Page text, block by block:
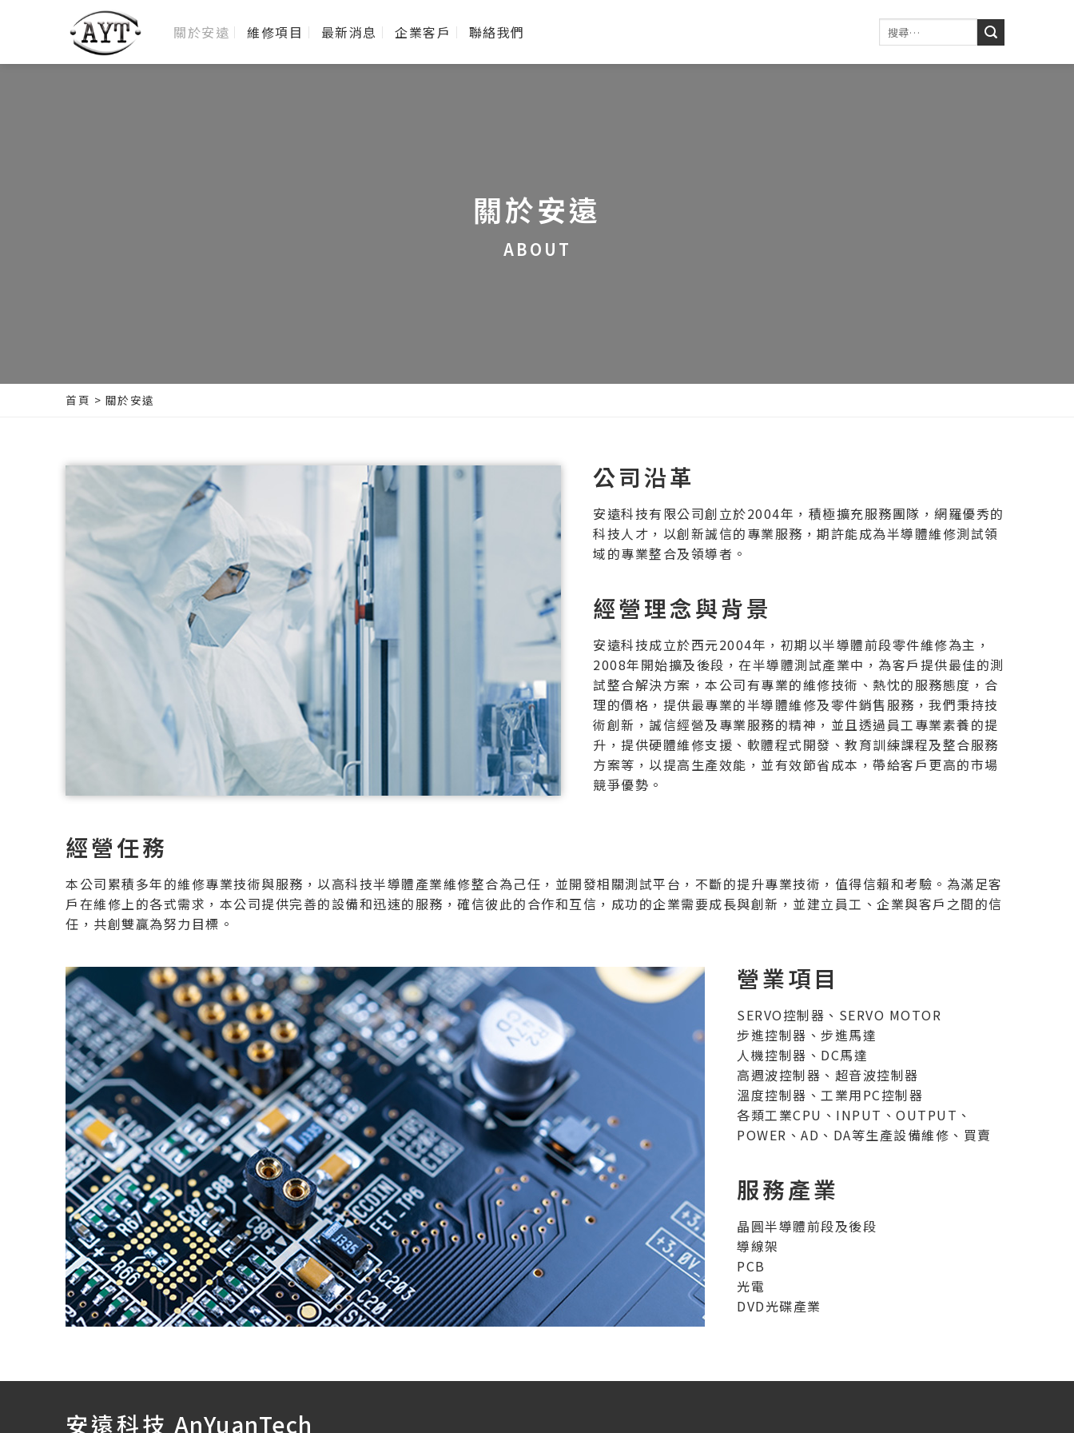
關於安遠 維修項目 最新消息 企業客戶 聯絡我們
關於安遠
ABOUT
首頁 > 關於安遠
公司沿革
安遠科技有限公司創立於2004年，積極擴充服務團隊，網羅優秀的
科技人才，以創新誠信的專業服務，期許能成為半導體維修測試領
域的專業整合及領導者。
經營理念與背景
安遠科技成立於西元2004年，初期以半導體前段零件維修為主，
2008年開始擴及後段，在半導體測試產業中，為客戶提供最佳的測
試整合解決方案，本公司有專業的維修技術、熱忱的服務態度，合
理的價格，提供最專業的半導體維修及零件銷售服務，我們秉持技
術創新，誠信經營及專業服務的精神，並且透過員工專業素養的提
升，提供硬體維修支援、軟體程式開發、教育訓練課程及整合服務
方案等，以提高生產效能，並有效節省成本，帶給客戶更高的市場
競爭優勢。
經營任務
本公司累積多年的維修專業技術與服務，以高科技半導體產業維修整合為己任，並開發相關測試平台，不斷的提升專業技術，值得信賴和考驗。為滿足客
戶在維修上的各式需求，本公司提供完善的設備和迅速的服務，確信彼此的合作和互信，成功的企業需要成長與創新，並建立員工、企業與客戶之間的信
任，共創雙贏為努力目標。
營業項目
SERVO控制器、SERVO MOTOR
步進控制器、步進馬達
人機控制器、DC馬達
高週波控制器、超音波控制器
溫度控制器、工業用PC控制器
各類工業CPU、INPUT、OUTPUT、
POWER、 AD、 DA等生產設備維修、買賣
服務產業
晶圓半導體前段及後段
導線架
PCB
光電
DVD光碟產業
安遠科技 AnYuanTech